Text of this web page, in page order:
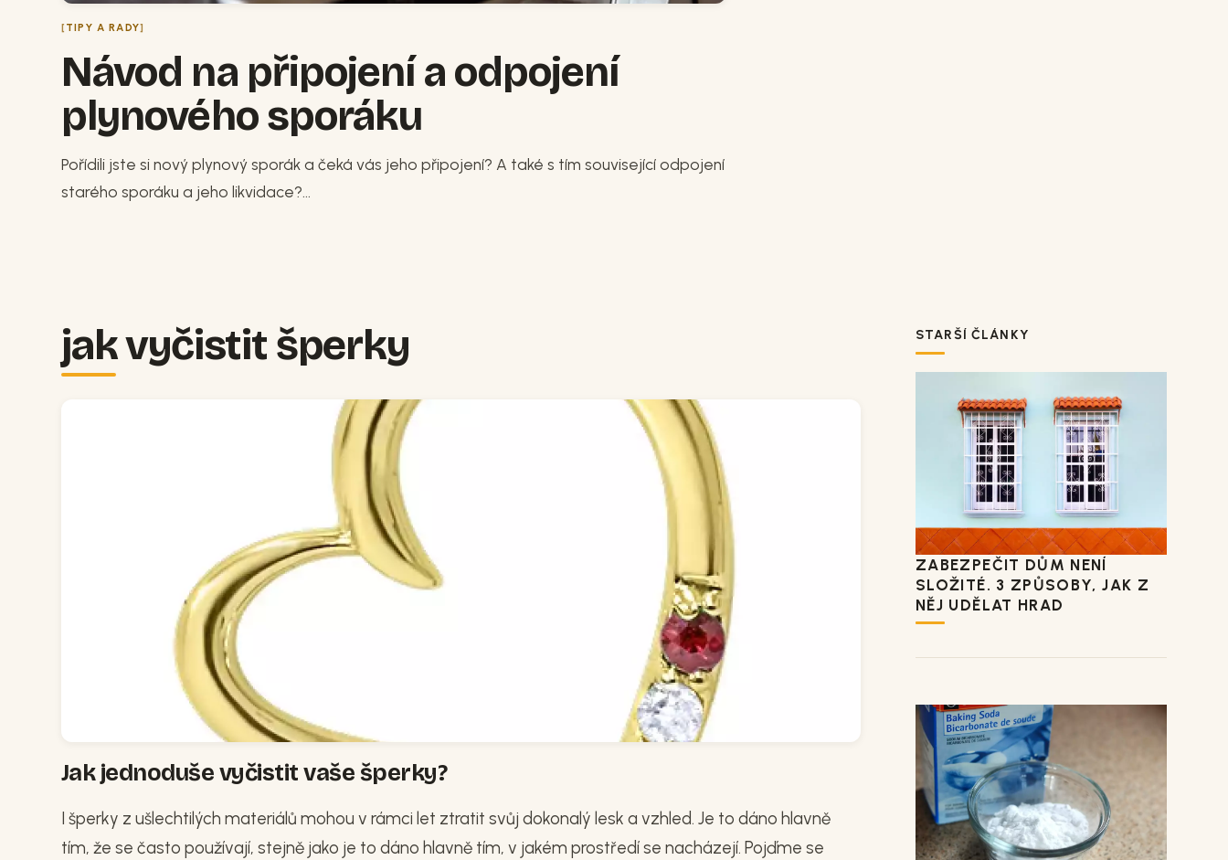
Návod na připojení a odpojení
plynového sporáku
Pořídili jste si nový plynový sporák a čeká vás jeho připojení? A také s tím související odpojení
starého sporáku a jeho likvidace?...
TIPY A RADY
jak vyčistit šperky
Jak jednoduše vyčistit vaše šperky?
I šperky z ušlechtilých materiálů mohou v rámci let ztratit svůj dokonalý lesk a vzhled. Je to dáno hlavně
tím, že se často používají, stejně jako je to dáno hlavně tím, v jakém prostředí se nacházejí. Pojďme se
STARŠÍ ČLÁNKY
ZABEZPEČIT DŮM NENÍ
SLOŽITÉ. 3 ZPŮSOBY, JAK Z
NĚJ UDĚLAT HRAD